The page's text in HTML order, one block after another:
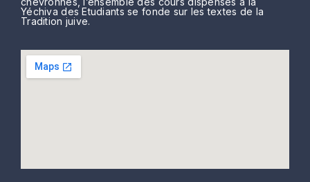
Yéchiva des Etudiants se fonde sur les textes de la
Tradition juive.